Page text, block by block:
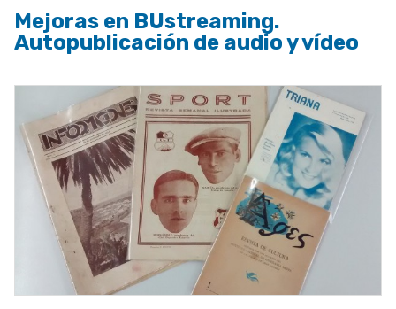
Mejoras en BUstreaming.
Autopublicación de audio y vídeo